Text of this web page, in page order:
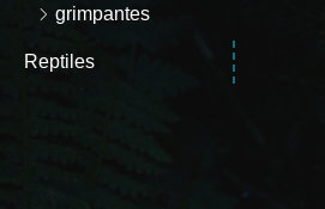
grimpantes
Reptiles